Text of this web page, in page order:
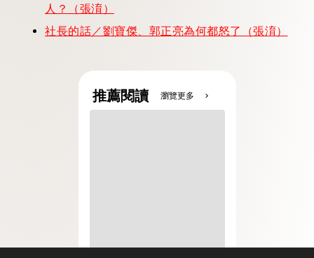
人？（張淯）
社長的話／劉寶傑、郭正亮為何都怒了（張淯）
推薦閱讀 瀏覽更多 chevron_right